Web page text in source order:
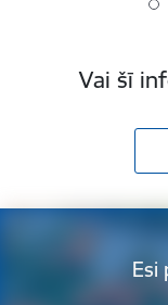
Vai šī
Esi